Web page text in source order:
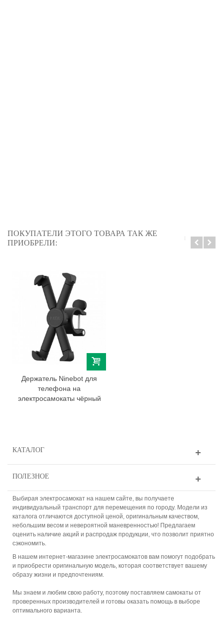
ПОКУПАТЕЛИ ЭТОГО ТОВАРА ТАК ЖЕ
ПРИОБРЕЛИ:
Держатель Ninebot для
телефона на
электросамокаты чёрный
КАТАЛОГ
ПОЛЕЗНОЕ
Выбирая электросамокат на нашем сайте, вы получаете
индивидуальный транспорт для перемещения по городу. Модели из
каталога отличаются доступной ценой, оригинальным качеством,
небольшим весом и невероятной маневренностью! Предлагаем
оценить наличие акций и распродаж продукции, что позволит приятно
сэкономить.
В нашем интернет-магазине электросамокатов вам помогут подобрать
и приобрести оригинальную модель, которая соответствует вашему
образу жизни и предпочтениям.
Мы знаем и любим свою работу, поэтому поставляем самокаты от
проверенных производителей и готовы оказать помощь в выборе
оптимального варианта.